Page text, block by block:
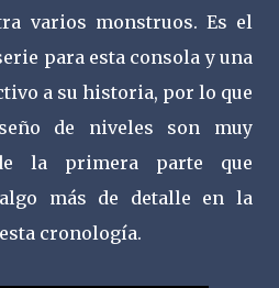
varios monstruos. Es el
para esta consola y una
a su historia, por lo que
de niveles son muy
la primera parte que
más de detalle en la
cronología.